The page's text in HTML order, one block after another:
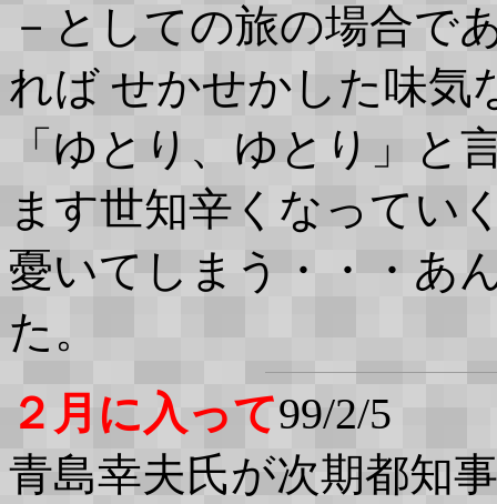
－としての旅の場合で
れば せかせかした味気
「ゆとり、ゆとり」と
ます世知辛くなってい
憂いてしまう・・・あ
た。
２月に入って99/2/5
青島幸夫氏が次期都知